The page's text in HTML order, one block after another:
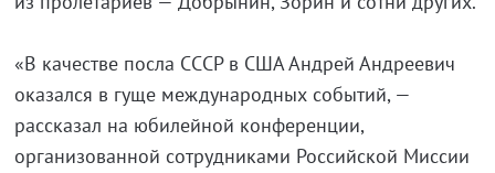
«В качестве посла СССР в США Андрей Андреевич
оказался в гуще международных событий, —
рассказал на юбилейной конференции,
организованной сотрудниками Российской Миссии